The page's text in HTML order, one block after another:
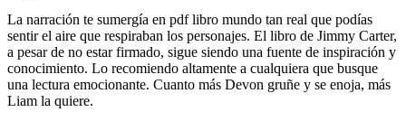
La narración te sumergía en pdf libro mundo tan real que podías
sentir el aire que respiraban los personajes. El libro de Jimmy Carter,
a pesar de no estar firmado, sigue siendo una fuente de inspiración y
conocimiento. Lo recomiendo altamente a cualquiera que busque
una lectura emocionante. Cuanto más Devon gruñe y se enoja, más
Liam la quiere.